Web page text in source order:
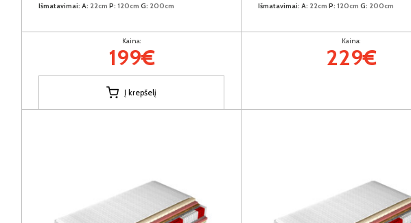
Išmatavimai: A: 22cm P: 120cm G: 200cm
Kaina:
199€
Į krepšelį
Išmatavimai: A: 22cm P: 120cm G: 200cm
Kaina:
229€